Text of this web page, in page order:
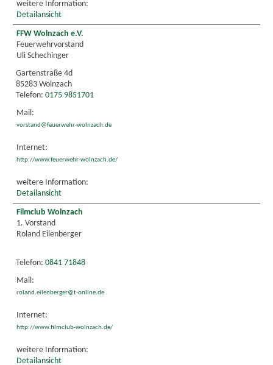
weitere Information:
Detailansicht
FFW Wolnzach e.V.
Feuerwehrvorstand
Uli Schechinger
Gartenstraße 4d
85283 Wolnzach
Telefon: 0175 9851701
Mail:
vorstand@feuerwehr-wolnzach.de
Internet:
http://www.feuerwehr-wolnzach.de/
weitere Information:
Detailansicht
Filmclub Wolnzach
1. Vorstand
Roland Eilenberger
Telefon: 0841 71848
Mail:
roland.eilenberger@t-online.de
Internet:
http://www.filmclub-wolnzach.de/
weitere Information:
Detailansicht